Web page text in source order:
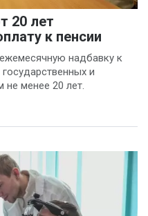
20 лет
к пенсии
надбавку к
и
менее 20 лет.